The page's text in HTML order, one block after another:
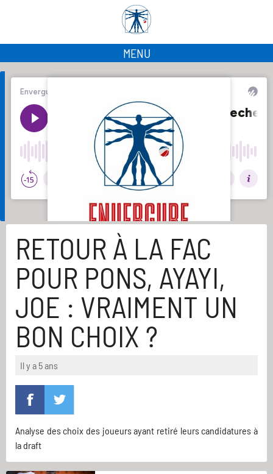
MENU
RETOUR À LA FAC
POUR PONS, AYAYI,
JOE : VRAIMENT UN
BON CHOIX ?
Il y a 5 ans
Analyse des choix des joueurs ayant retiré leurs candidatures à
la draft